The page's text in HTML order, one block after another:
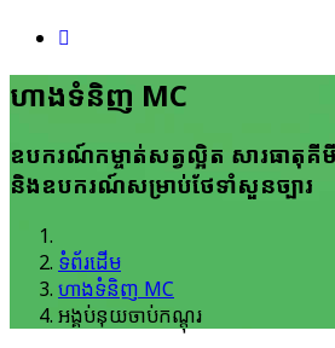
ហាង​ទំនិញ MC
ឧបករណ៍​កម្ចាត់​សត្វ​ល្អិត សារ​ធាតុ​គីមី​
និង​ឧបករណ៍​សម្រាប់​ថែ​ទាំ​សួន​ច្បារ
ទំព័រដើម
ហាង​ទំនិញ MC
អង្គប់នុយ​ចាប់​កណ្តុរ